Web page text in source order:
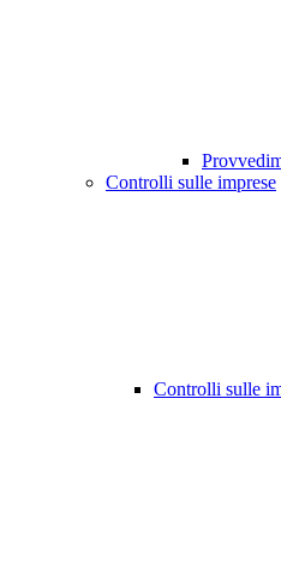
Controlli sulle imprese
Controlli sulle